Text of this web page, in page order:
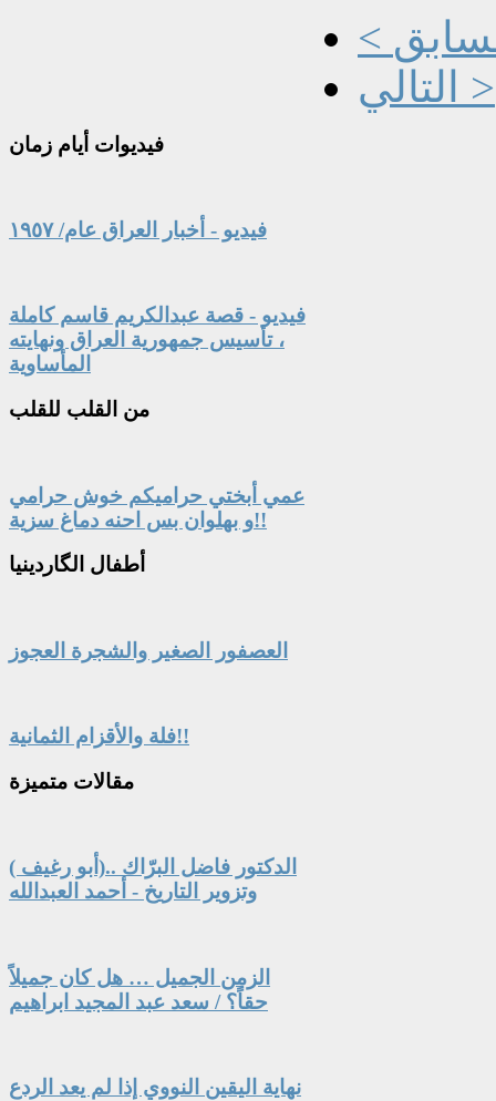
التالي >
فيديوات أيام زمان
فيديو - أخبار العراق عام/ ١٩٥٧
فيديو - قصة عبدالكريم قاسم كاملة
، تأسيس جمهورية العراق ونهايته
المأساوية
من القلب للقلب
عمي أبختي حراميكم خوش حرامي
و بهلوان بس احنه دماغ سزية!!
أطفال الگاردينيا
العصفور الصغير والشجرة العجوز
فلة والأقزام الثمانية!!
مقالات متميزة
الدكتور فاضل البرّاك ..(أبو رغيف )
وتزوير التاريخ - أحمد العبدالله
الزمن الجميل … هل كان جميلاً
حقاً؟ / سعد عبد المجيد ابراهيم
نهاية اليقين النووي إذا لم يعد الردع